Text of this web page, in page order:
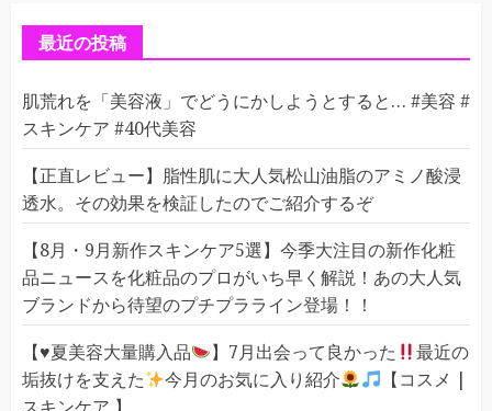
最近の投稿
肌荒れを「美容液」でどうにかしようとすると… #美容 #
スキンケア #40代美容
【正直レビュー】脂性肌に大人気松山油脂のアミノ酸浸
透水。その効果を検証したのでご紹介するぞ
【8月・9月新作スキンケア5選】今季大注目の新作化粧
品ニュースを化粧品のプロがいち早く解説！あの大人気
ブランドから待望のプチプラライン登場！！
【♥️夏美容大量購入品 】7月出会って良かった
最近の
垢抜けを支えた
今月のお気に入り紹介
【コスメ |